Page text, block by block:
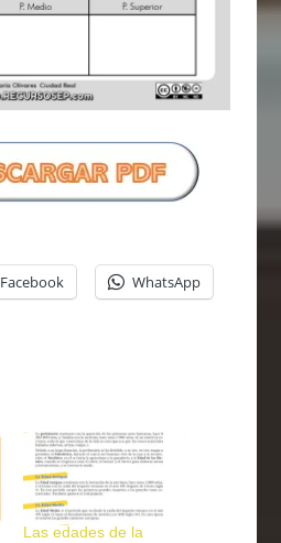
Facebook WhatsApp
Las edades de la